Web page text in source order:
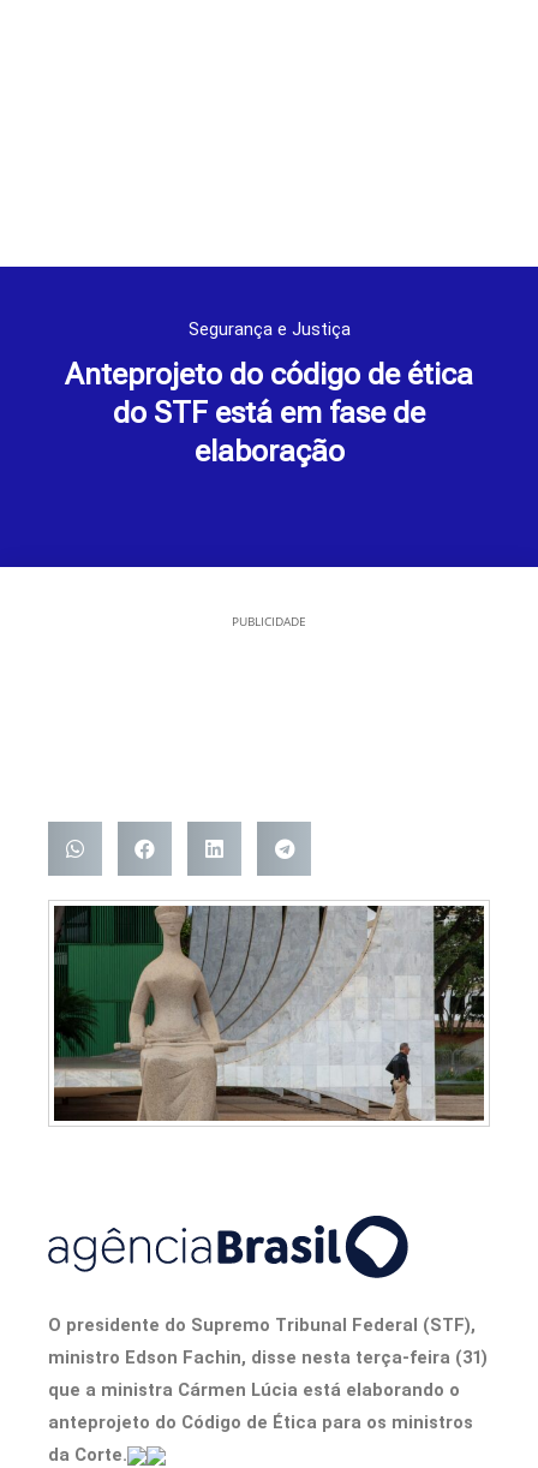
Segurança e Justiça
Anteprojeto do código de ética
do STF está em fase de
elaboração
PUBLICIDADE
O presidente do Supremo Tribunal Federal (STF),
ministro Edson Fachin, disse nesta terça-feira (31)
que a ministra Cármen Lúcia está elaborando o
anteprojeto do Código de Ética para os ministros
da Corte.